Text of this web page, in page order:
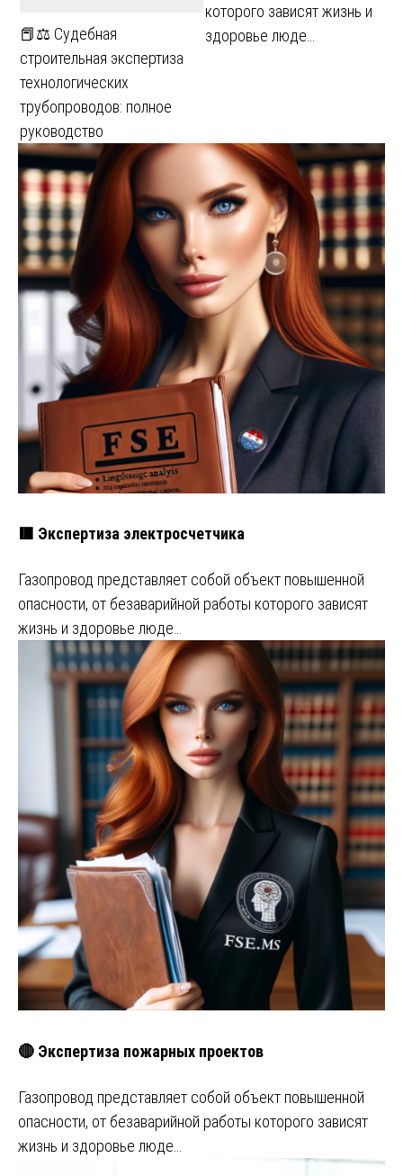
📕⚖️ Судебная
строительная экспертиза
технологических
трубопроводов: полное
руководство
которого зависят жизнь и
здоровье люде…
🟥 Экспертиза электросчетчика
Газопровод представляет собой объект повышенной
опасности, от безаварийной работы которого зависят
жизнь и здоровье люде…
🔴 Экспертиза пожарных проектов
Газопровод представляет собой объект повышенной
опасности, от безаварийной работы которого зависят
жизнь и здоровье люде…